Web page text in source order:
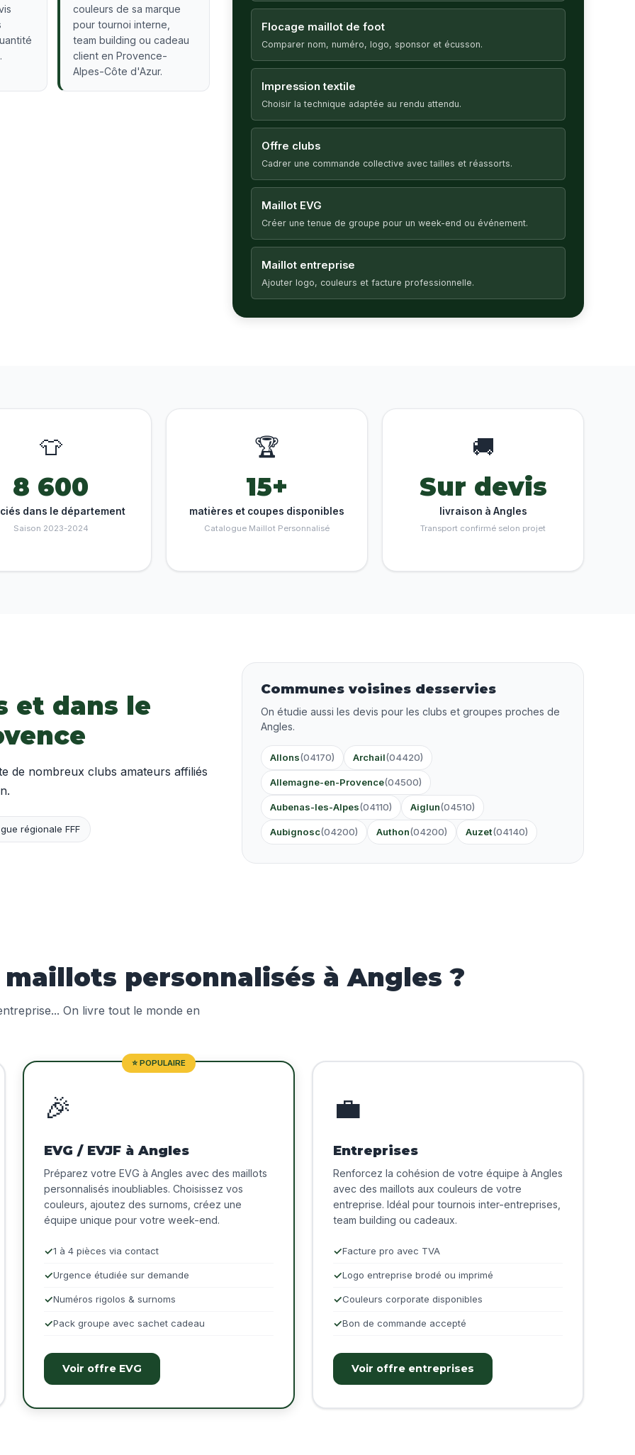
couleurs de sa marque
pour tournoi interne,
team building ou cadeau
client en Provence-
Alpes-Côte d'Azur.
Flocage maillot de foot
Comparer nom, numéro, logo, sponsor et écusson.
Impression textile
Choisir la technique adaptée au rendu attendu.
Offre clubs
Cadrer une commande collective avec tailles et réassorts.
Maillot EVG
Créer une tenue de groupe pour un week-end ou événement.
Maillot entreprise
Ajouter logo, couleurs et facture professionnelle.
👕
8 600
dans le département
Saison 2023-2024
🏆
15+
matières et coupes disponibles
Catalogue Maillot Personnalisé
🚚
Sur devis
livraison à Angles
Transport confirmé selon projet
et dans le
de nombreux clubs amateurs affiliés
régionale FFF
Communes voisines desservies
On étudie aussi les devis pour les clubs et groupes proches de
Angles.
Allons(04170) Archail(04420)
Allemagne-en-Provence(04500)
Aubenas-les-Alpes(04110) Aiglun(04510)
Aubignosc(04200) Authon(04200) Auzet(04140)
personnalisés à Angles ?
On livre tout le monde en
⭐ POPULAIRE
🎉
EVG / EVJF à Angles
Préparez votre EVG à Angles avec des maillots
personnalisés inoubliables. Choisissez vos
couleurs, ajoutez des surnoms, créez une
équipe unique pour votre week-end.
1 à 4 pièces via contact
Urgence étudiée sur demande
Numéros rigolos & surnoms
Pack groupe avec sachet cadeau
Voir offre EVG
💼
Entreprises
Renforcez la cohésion de votre équipe à Angles
avec des maillots aux couleurs de votre
entreprise. Idéal pour tournois inter-entreprises,
team building ou cadeaux.
Facture pro avec TVA
Logo entreprise brodé ou imprimé
Couleurs corporate disponibles
Bon de commande accepté
Voir offre entreprises